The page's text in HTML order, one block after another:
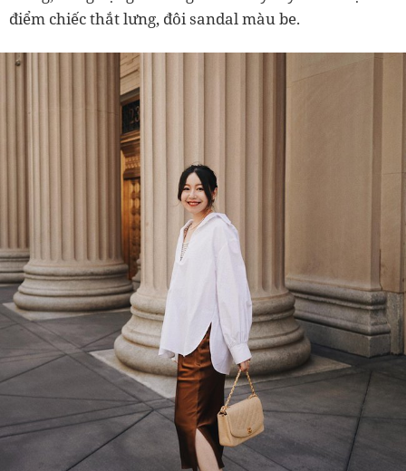
điểm chiếc thắt lưng, đôi sandal màu be.